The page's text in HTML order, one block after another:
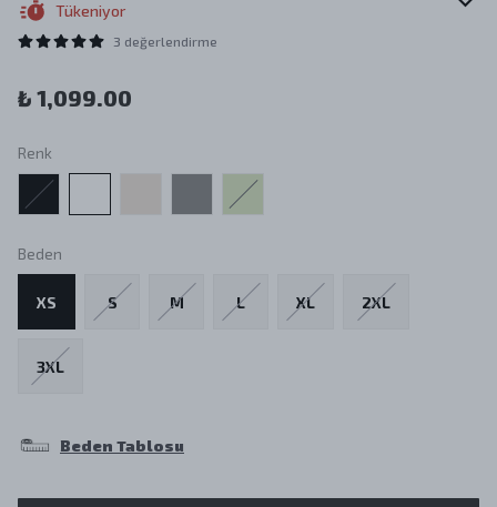
Tükeniyor
3 değerlendirme
₺ 1,099.00
Renk
Beden
XS S M L XL 2XL
3XL
Beden Tablosu